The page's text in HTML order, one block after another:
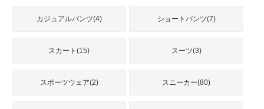
カジュアルパンツ(4) ショートパンツ(7)
スカート(15) スーツ(3)
スポーツウェア(2) スニーカー(80)